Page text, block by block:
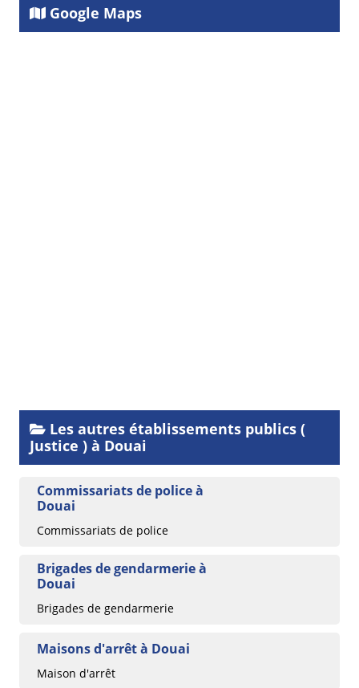
Google Maps
Les autres établissements publics (
Justice ) à Douai
Commissariats de police à
Douai
Commissariats de police
Brigades de gendarmerie à
Douai
Brigades de gendarmerie
Maisons d'arrêt à Douai
Maison d'arrêt